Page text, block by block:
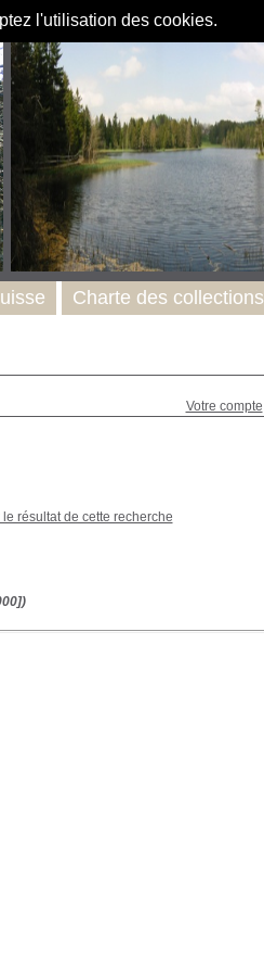
l'utilisation des cookies.
Votre compte
le résultat de cette recherche
Charte des collections